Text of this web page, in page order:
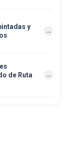
y
de Ruta